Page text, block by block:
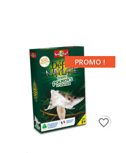
PROMO !
favorite_border